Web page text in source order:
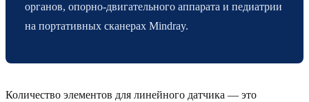
органов, опорно-двигательного аппарата и педиатрии
на портативных сканерах Mindray.
Количество элементов для линейного датчика — это